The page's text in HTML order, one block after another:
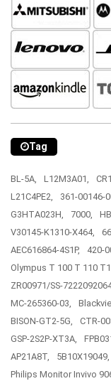
Tag
BL-5A, L12M3A01,
L21C4PE2,
361-00146-
G3HTA023H,
7000,
V30145-K1310-X464,
AEC616864-4S1P,
420-
Olympus T 100 T 110
ZR00971/SS-
MC-265360-03,
BISON-GT2-5G,
CTR-
GSP-2S2P-XT3A,
AP21A8T,
5B10X19049,
Philips Monitor Invivo